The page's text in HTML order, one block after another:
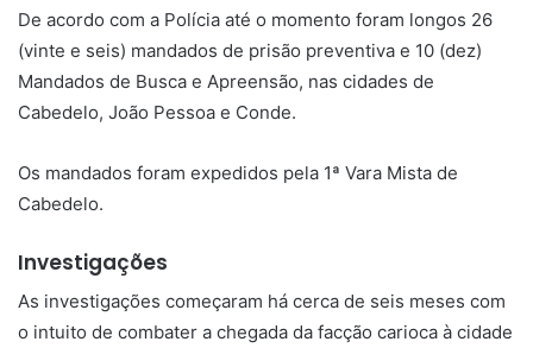
De acordo com a Polícia até o momento foram longos 26
(vinte e seis) mandados de prisão preventiva e 10 (dez)
Mandados de Busca e Apreensão, nas cidades de
Cabedelo, João Pessoa e Conde.
Os mandados foram expedidos pela 1ª Vara Mista de
Cabedelo.
Investigações
As investigações começaram há cerca de seis meses com
o intuito de combater a chegada da facção carioca à cidade